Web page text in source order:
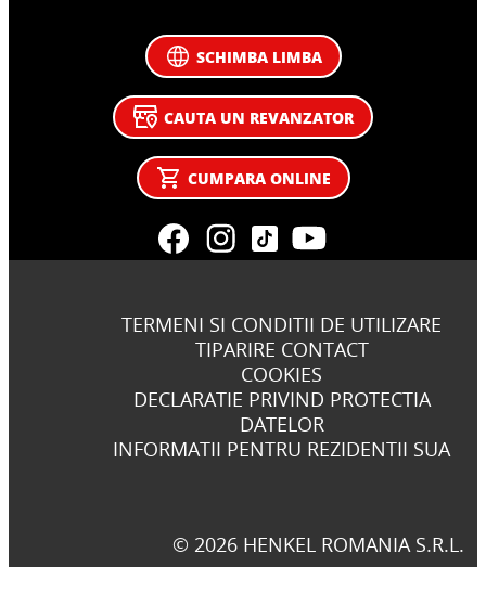
SCHIMBA LIMBA
CAUTA UN REVANZATOR
CUMPARA ONLINE
TERMENI SI CONDITII DE UTILIZARE
TIPARIRE CONTACT
COOKIES
DECLARATIE PRIVIND PROTECTIA
DATELOR
INFORMATII PENTRU REZIDENTII SUA
© 2026 HENKEL ROMANIA S.R.L.